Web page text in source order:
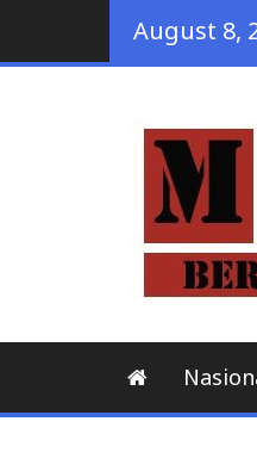
August 8,